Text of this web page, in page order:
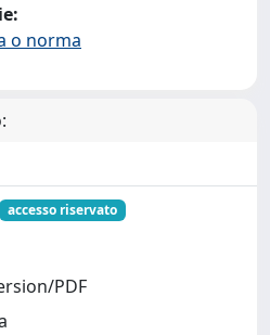
o norma
accesso riservato
PDF